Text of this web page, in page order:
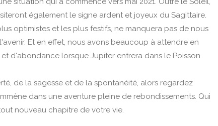
également le signe ardent et joyeux du Sagittaire.
optimistes et les plus festifs, ne manquera pas de nous
Et en effet, nous avons beaucoup à attendre en
d'abondance lorsque Jupiter entrera dans le Poisson
de la sagesse et de la spontanéité, alors regardez
dans une aventure pleine de rebondissements. Qui
nouveau chapitre de votre vie.